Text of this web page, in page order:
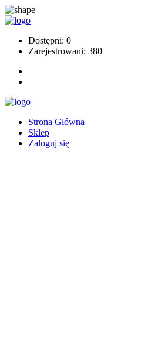
Dostępni: 0
Zarejestrowani: 380
Strona Główna
Sklep
Zaloguj się